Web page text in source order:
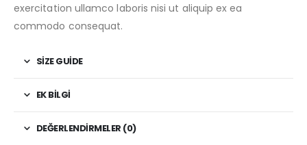
exercitation ullamco laboris nisi ut aliquip ex ea
commodo consequat.
SIZE GUIDE
EK BILGI
DEĞERLENDIRMELER (0)